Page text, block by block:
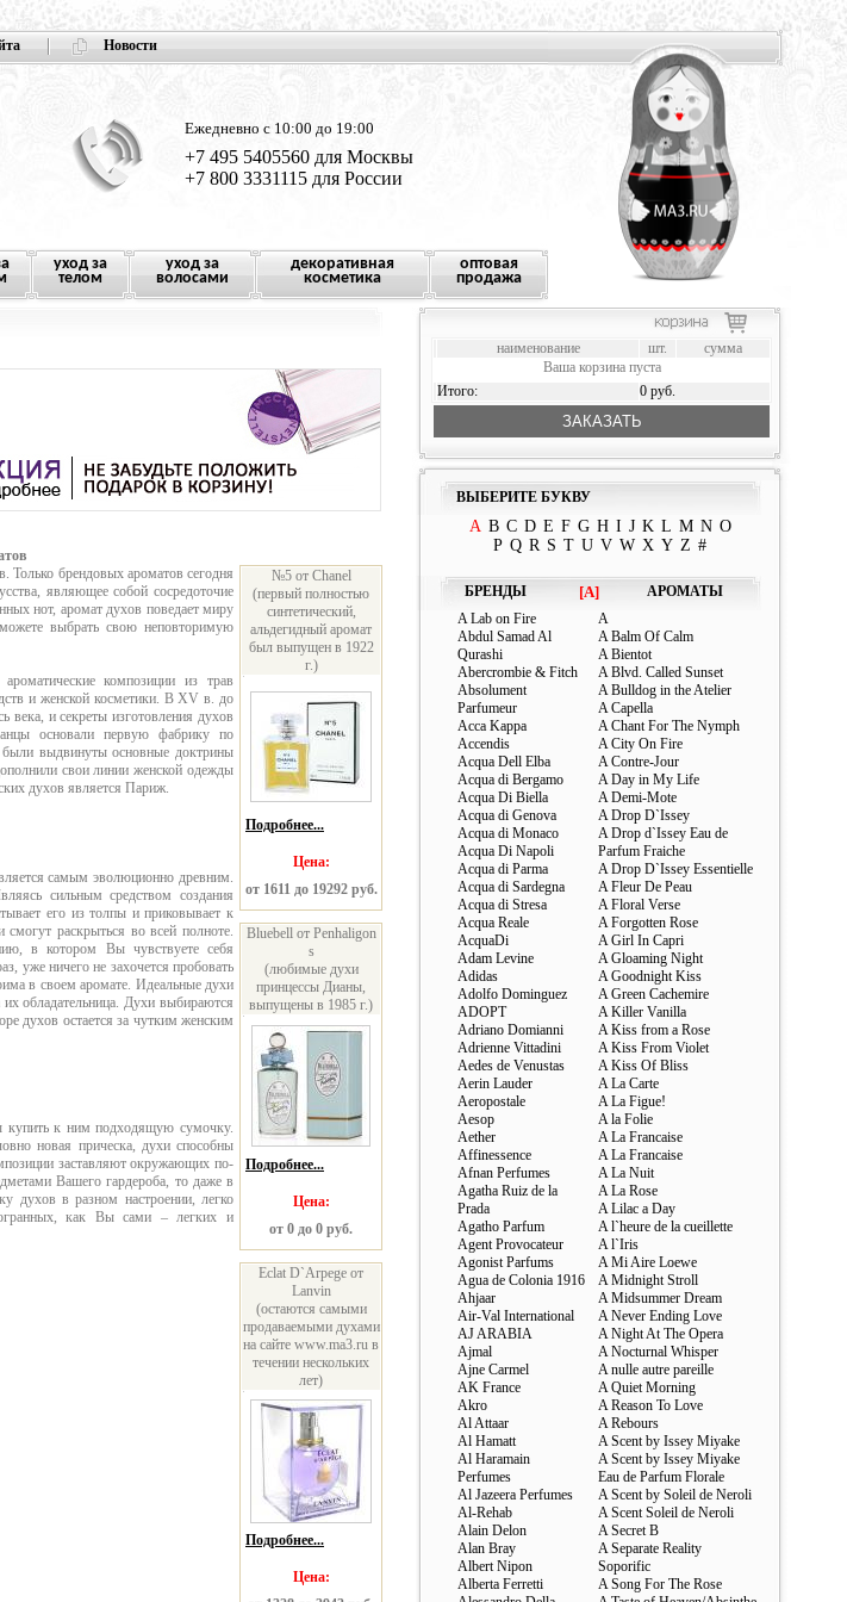
Новости
Ежедневно с 10:00 до 19:00
+7 495 5405560 для Москвы
+7 800 3331115 для России
уход за
телом
уход за
волосами
декоративная
косметика
оптовая
продажа
Только брендовых ароматов сегодня
являющее собой сосредоточие
нот, аромат духов поведает миру
выбрать свою неповторимую
композиции из трав
и женской косметики. В XV в. до
века, и секреты изготовления духов
основали первую фабрику по
выдвинуты основные доктрины
свои линии женской одежды
духов является Париж.
самым эволюционно древним.
сильным средством создания
его из толпы и приковывает к
раскрыться во всей полноте.
в котором Вы чувствуете себя
уже ничего не захочется пробовать
в своем аромате. Идеальные духи
обладательница. Духи выбираются
духов остается за чутким женским
купить к ним подходящую сумочку.
новая прическа, духи способны
заставляют окружающих по-
Вашего гардероба, то даже в
духов в разном настроении, легко
как Вы сами – легких и
№5 от Chanel
(первый полностью
синтетический,
альдегидный аромат
был выпущен в 1922
г.)
Подробнее...
Цена:
от 1611 до 19292 руб.
Bluebell от Penhaligon
s
(любимые духи
принцессы Дианы,
выпущены в 1985 г.)
Подробнее...
Цена:
от 0 до 0 руб.
Eclat D`Arpege от
Lanvin
(остаются самыми
продаваемыми духами
на сайте www.ma3.ru в
течении нескольких
лет)
Подробнее...
Цена:
наименование шт.
сумма
Ваша корзина пуста
Итого:
0 руб.
ЗАКАЗАТЬ
ВЫБЕРИТЕ БУКВУ
A B C D E F G H I J K L M N O
P Q R S T U V W X Y Z #
БРЕНДЫ [A]
АРОМАТЫ
A Lab on Fire
Abdul Samad Al
Qurashi
Abercrombie & Fitch
Absolument
Parfumeur
Acca Kappa
Accendis
Acqua Dell Elba
Acqua di Bergamo
Acqua Di Biella
Acqua di Genova
Acqua di Monaco
Acqua Di Napoli
Acqua di Parma
Acqua di Sardegna
Acqua di Stresa
Acqua Reale
AcquaDi
Adam Levine
Adidas
Adolfo Dominguez
ADOPT
Adriano Domianni
Adrienne Vittadini
Aedes de Venustas
Aerin Lauder
Aeropostale
Aesop
Aether
Affinessence
Afnan Perfumes
Agatha Ruiz de la
Prada
Agatho Parfum
Agent Provocateur
Agonist Parfums
Agua de Colonia 1916
Ahjaar
Air-Val International
AJ ARABIA
Ajmal
Ajne Carmel
AK France
Akro
Al Attaar
Al Hamatt
Al Haramain
Perfumes
Al Jazeera Perfumes
Al-Rehab
Alain Delon
Alan Bray
Albert Nipon
Alberta Ferretti
A
A Balm Of Calm
A Bientot
A Blvd. Called Sunset
A Bulldog in the Atelier
A Capella
A Chant For The Nymph
A City On Fire
A Contre-Jour
A Day in My Life
A Demi-Mote
A Drop D`Issey
A Drop d`Issey Eau de
Parfum Fraiche
A Drop D`Issey Essentielle
A Fleur De Peau
A Floral Verse
A Forgotten Rose
A Girl In Capri
A Gloaming Night
A Goodnight Kiss
A Green Cachemire
A Killer Vanilla
A Kiss from a Rose
A Kiss From Violet
A Kiss Of Bliss
A La Carte
A La Figue!
A la Folie
A La Francaise
A La Francaise
A La Nuit
A La Rose
A Lilac a Day
A l`heure de la cueillette
A l`Iris
A Mi Aire Loewe
A Midnight Stroll
A Midsummer Dream
A Never Ending Love
A Night At The Opera
A Nocturnal Whisper
A nulle autre pareille
A Quiet Morning
A Reason To Love
A Rebours
A Scent by Issey Miyake
A Scent by Issey Miyake
Eau de Parfum Florale
A Scent by Soleil de Neroli
A Scent Soleil de Neroli
A Secret B
A Separate Reality
Soporific
A Song For The Rose